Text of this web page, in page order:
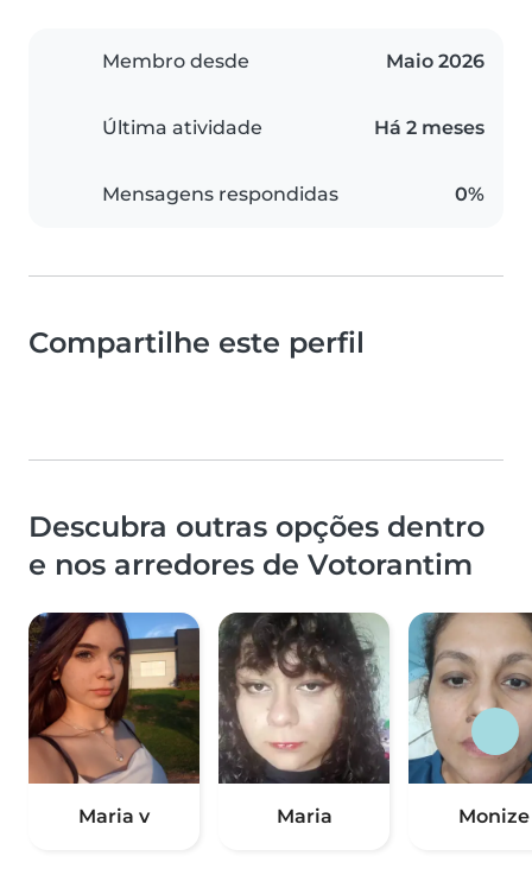
Membro desde Maio 2026
Última atividade Há 2 meses
Mensagens respondidas 0%
Compartilhe este perfil
Descubra outras opções dentro
e nos arredores de Votorantim
Maria v Maria Monize